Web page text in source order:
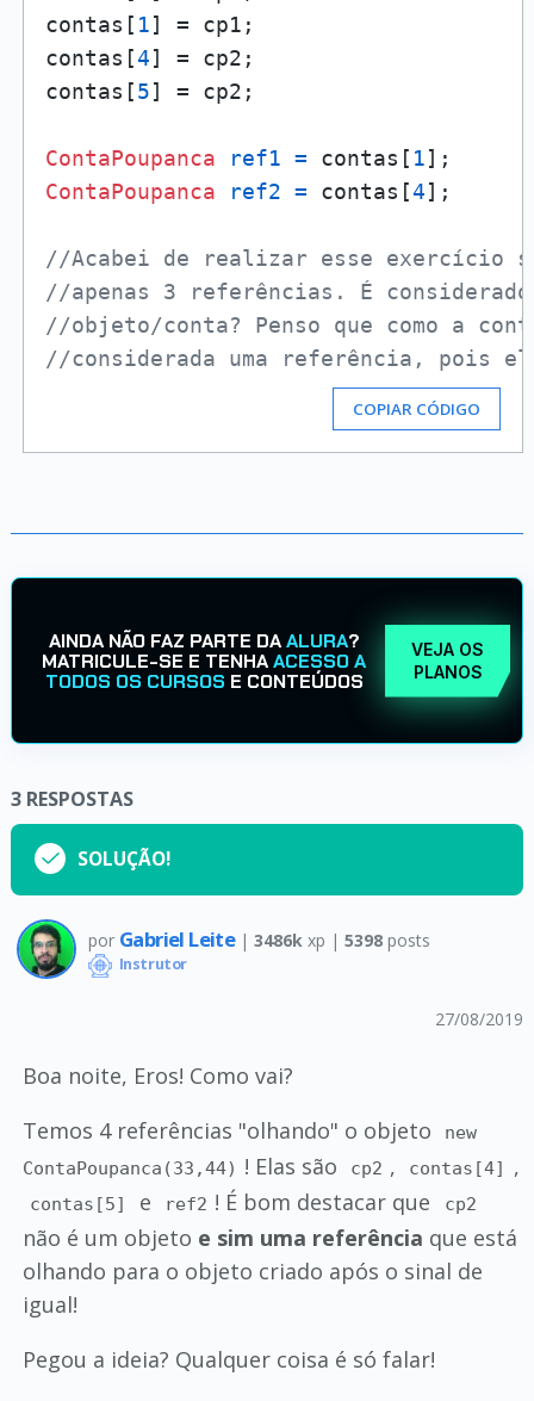
contas[ 1] = cp1;
contas[4] = cp2;
contas[5] = cp2;
ContaPoupanca ref1 = contas[ 1
ContaPoupanca
ref2 = contas[4];
//Acabei de realizar esse exercício
//apenas 3 referências. É
//objeto/conta? Penso que como a
//considerada uma referência, pois
COPIAR CÓDIGO
AINDA NÃO FAZ PARTE DAALURA?
MATRICULE-SE E TENHAACESSO A
TODOS OS CURSOS E CONTEÚDOS
VEJA OS
PLANOS
3 RESPOSTAS
SOLUÇÃO!
por Gabriel Leite | 3486k xp | 5398posts
Instrutor
27/08/2019
Boa noite, Eros! Como vai?
Temos 4 referências "olhando" o objeto
new
ContaPoupanca(33,44) ! Elas são cp2 , contas[4] ,
contas[5] e ref2 ! É bom destacar que cp2
não é um objeto e sim uma referência que está
olhando para o objeto criado após o sinal de
igual!
Pegou a ideia? Qualquer coisa é só falar!